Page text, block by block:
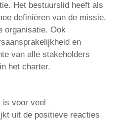
Het bestuurslid heeft als
definiëren van de missie,
organisatie. Ook
en
van alle stakeholders
het charter.
is voor veel
uit de positieve reacties